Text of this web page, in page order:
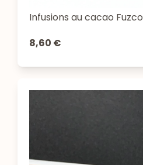
Infusions au cacao Fuzco
8,60 €